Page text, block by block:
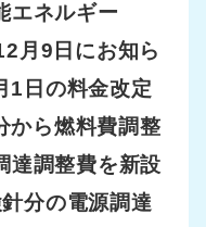
エネルギー
月9日にお知ら
1日の料金改定
から燃料費調整
達調整費を新設
分の電源調達